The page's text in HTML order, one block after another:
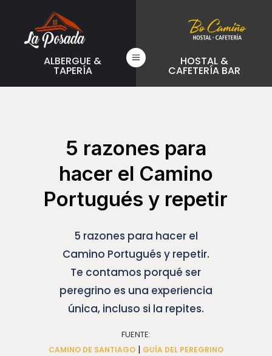
ALBERGUE &
TAPERÍA
a HOSTAL &
CAFETERÍA BAR
5 razones para
hacer el Camino
Portugués y repetir
5 razones para hacer el
Camino Portugués y repetir.
Te contamos porqué ser
peregrino es una experiencia
única, incluso si la repites.
FUENTE:
CAMINO DE SANTIAGO| GUÍA DEL PEREGRINO